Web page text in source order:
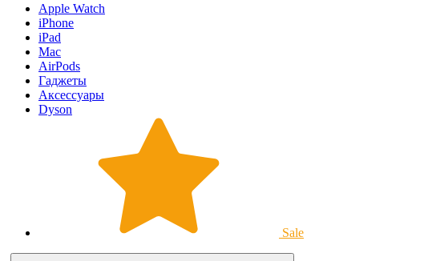
Apple Watch
iPhone
iPad
Mac
AirPods
Гаджеты
Аксессуары
Dyson
Sale